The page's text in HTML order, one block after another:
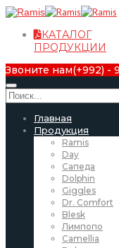
КАТАЛОГ
ПРОДУКЦИИ
Звоните нам(+992) -
Главная
Продукция
Ramis
Day
Сапеда
Dolphin
Giggles
Dr. Comfort
Blesk
Лимпопо
Camellia